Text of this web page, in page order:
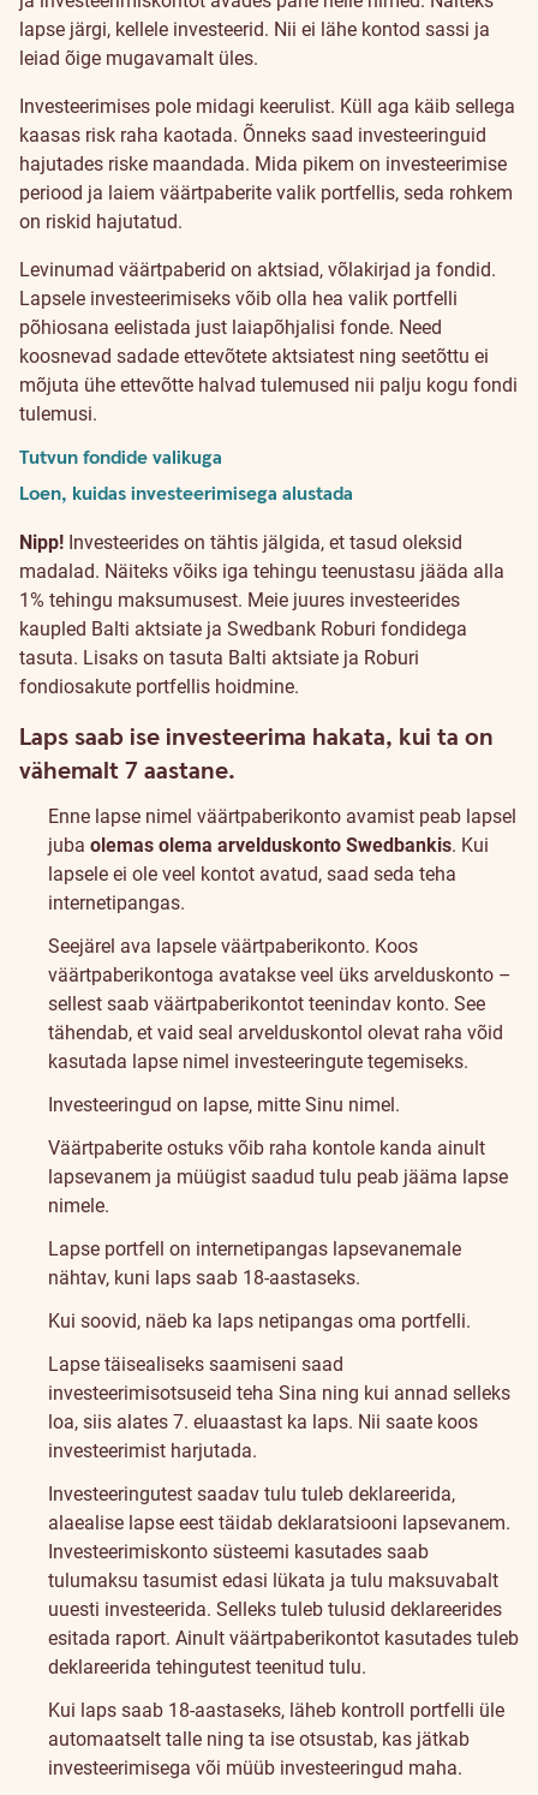
lapse järgi, kellele investeerid. Nii ei lähe kontod sassi ja
leiad õige mugavamalt üles.
Investeerimises pole midagi keerulist. Küll aga käib sellega
kaasas risk raha kaotada. Õnneks saad investeeringuid
hajutades riske maandada. Mida pikem on investeerimise
periood ja laiem väärtpaberite valik portfellis, seda rohkem
on riskid hajutatud.
Levinumad väärtpaberid on aktsiad, võlakirjad ja fondid.
Lapsele investeerimiseks võib olla hea valik portfelli
põhiosana eelistada just laiapõhjalisi fonde. Need
koosnevad sadade ettevõtete aktsiatest ning seetõttu ei
mõjuta ühe ettevõtte halvad tulemused nii palju kogu fondi
tulemusi.
Tutvun fondide valikuga
Loen, kuidas investeerimisega alustada
Nipp! Investeerides on tähtis jälgida, et tasud oleksid
madalad. Näiteks võiks iga tehingu teenustasu jääda alla
1% tehingu maksumusest. Meie juures investeerides
kaupled Balti aktsiate ja Swedbank Roburi fondidega
tasuta. Lisaks on tasuta Balti aktsiate ja Roburi
fondiosakute portfellis hoidmine.
Laps saab ise investeerima hakata, kui ta on
vähemalt 7 aastane.
Enne lapse nimel väärtpaberikonto avamist peab lapsel
juba olemas olema arvelduskonto Swedbankis. Kui
lapsele ei ole veel kontot avatud, saad seda teha
internetipangas.
Seejärel ava lapsele väärtpaberikonto. Koos
väärtpaberikontoga avatakse veel üks arvelduskonto –
sellest saab väärtpaberikontot teenindav konto. See
tähendab, et vaid seal arvelduskontol olevat raha võid
kasutada lapse nimel investeeringute tegemiseks.
Investeeringud on lapse, mitte Sinu nimel.
Väärtpaberite ostuks võib raha kontole kanda ainult
lapsevanem ja müügist saadud tulu peab jääma lapse
nimele.
Lapse portfell on internetipangas lapsevanemale
nähtav, kuni laps saab 18-aastaseks.
Kui soovid, näeb ka laps netipangas oma portfelli.
Lapse täisealiseks saamiseni saad
investeerimisotsuseid teha Sina ning kui annad selleks
loa, siis alates 7. eluaastast ka laps. Nii saate koos
investeerimist harjutada.
Investeeringutest saadav tulu tuleb deklareerida,
alaealise lapse eest täidab deklaratsiooni lapsevanem.
Investeerimiskonto süsteemi kasutades saab
tulumaksu tasumist edasi lükata ja tulu maksuvabalt
uuesti investeerida. Selleks tuleb tulusid deklareerides
esitada raport. Ainult väärtpaberikontot kasutades tuleb
deklareerida tehingutest teenitud tulu.
Kui laps saab 18-aastaseks, läheb kontroll portfelli üle
automaatselt talle ning ta ise otsustab, kas jätkab
investeerimisega või müüb investeeringud maha.